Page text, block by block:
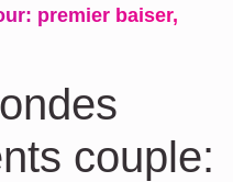
premier baiser,
couple: